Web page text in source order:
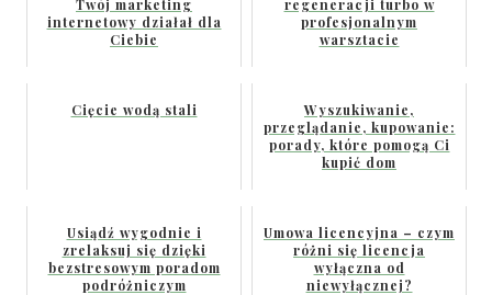
Twój marketing
internetowy działał dla
Ciebie
regeneracji turbo w
profesjonalnym
warsztacie
Cięcie wodą stali
Wyszukiwanie,
przeglądanie, kupowanie:
porady, które pomogą Ci
kupić dom
Usiądź wygodnie i
zrelaksuj się dzięki
bezstresowym poradom
podróżniczym
Umowa licencyjna – czym
różni się licencja
wyłączna od
niewyłącznej?